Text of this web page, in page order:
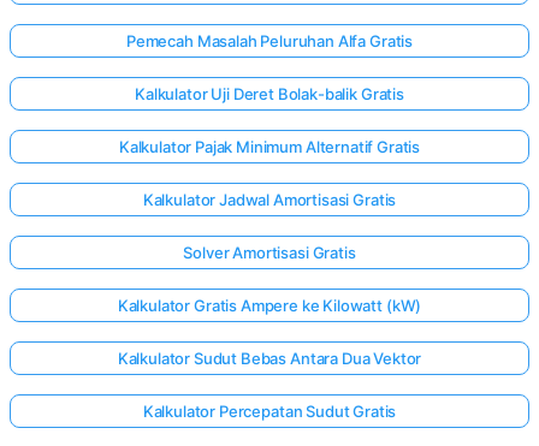
di sini!
Pemecah Masalah Peluruhan Alfa Gratis
Kalkulator Uji Deret Bolak-balik Gratis
Kalkulator Pajak Minimum Alternatif Gratis
Kalkulator Jadwal Amortisasi Gratis
Solver Amortisasi Gratis
Kalkulator Gratis Ampere ke Kilowatt (kW)
Kalkulator Sudut Bebas Antara Dua Vektor
Kalkulator Percepatan Sudut Gratis